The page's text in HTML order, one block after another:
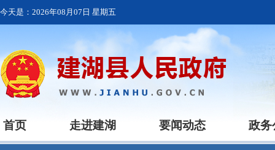
今天是： 2026年08月07日 星期五
首页 走进建湖 要闻动态 政务